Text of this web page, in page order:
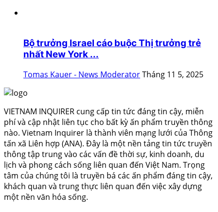
Bộ trưởng Israel cáo buộc Thị trưởng trẻ
nhất New York ...
Tomas Kauer - News ModeratorTháng 11 5, 2025
VIETNAM INQUIRER cung cấp tin tức đáng tin cậy, miễn
phí và cập nhật liên tục cho bất kỳ ấn phẩm truyền thông
nào. Vietnam Inquirer là thành viên mạng lưới của Thông
tấn xã Liên hợp (ANA). Đây là một nền tảng tin tức truyền
thông tập trung vào các vấn đề thời sự, kinh doanh, du
lịch và phong cách sống liên quan đến Việt Nam. Trọng
tâm của chúng tôi là truyền bá các ấn phẩm đáng tin cậy,
khách quan và trung thực liên quan đến việc xây dựng
một nền văn hóa sống.